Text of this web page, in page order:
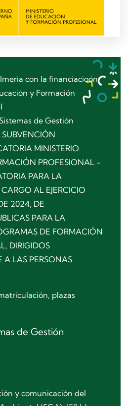
con la financiacioón
y Formación
de Gestión
MINISTERIO.
PROFESIONAL -
PARA LA
AL EJERCICIO
2024, DE
PARA LA
DE FORMACIÓN
DIRIGIDOS
A LAS PERSONAS
plazas
de Gestión
y comunicación del